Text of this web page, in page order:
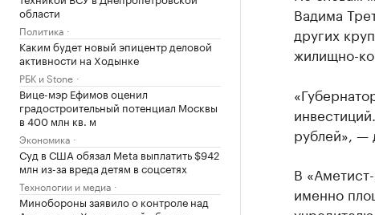
области
Политика
Каким будет новый эпицентр деловой
активности на Ходынке
РБК и Stone
Вице-мэр Ефимов оценил
градостроительный потенциал Москвы
в 400 млн кв. м
Экономика
Суд в США обязал Meta выплатить $942
млн из-за вреда детям в соцсетях
Технологии и медиа
Минобороны заявило о контроле над
Вадима
других
жилищно-
рублей», —
В
именно